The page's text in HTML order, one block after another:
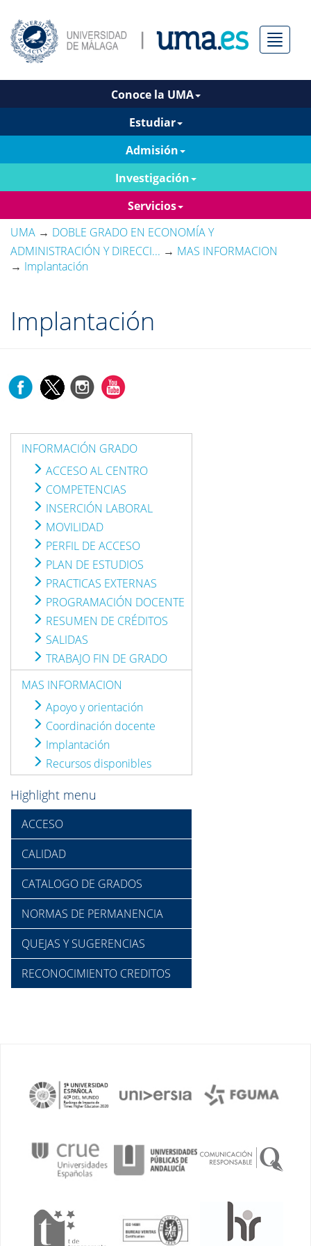
Menú
Conoce la UMA
Estudiar
Admisión
Investigación
Servicios
UMA → DOBLE GRADO EN ECONOMÍA Y
ADMINISTRACIÓN Y DIRECCI... → MAS INFORMACION
→ Implantación
Implantación
INFORMACIÓN GRADO
ACCESO AL CENTRO
COMPETENCIAS
INSERCIÓN LABORAL
MOVILIDAD
PERFIL DE ACCESO
PLAN DE ESTUDIOS
PRACTICAS EXTERNAS
PROGRAMACIÓN DOCENTE
RESUMEN DE CRÉDITOS
SALIDAS
TRABAJO FIN DE GRADO
MAS INFORMACION
Apoyo y orientación
Coordinación docente
Implantación
Recursos disponibles
Highlight menu
ACCESO
CALIDAD
CATALOGO DE GRADOS
NORMAS DE PERMANENCIA
QUEJAS Y SUGERENCIAS
RECONOCIMIENTO CREDITOS